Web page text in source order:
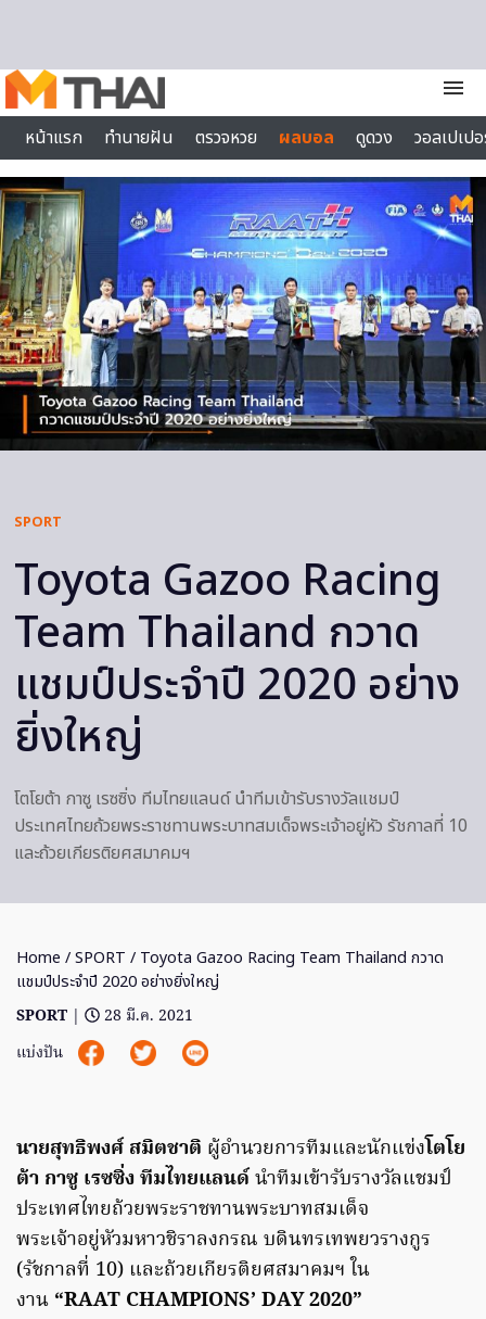
menu
หน้าแรก
ทำนายฝัน ตรวจหวย ผลบอล ดูดวง
วอลเปเป
ไลฟ์สไตล์
SPORT
Toyota Gazoo Racing
Team Thailand กวาด
แชมป์ประจำปี 2020 อย่าง
ยิ่งใหญ่
โตโยต้า กาซู เรซซิ่ง ทีมไทยแลนด์ นำทีมเข้ารับรางวัลแชมป์
ประเทศไทยถ้วยพระราชทานพระบาทสมเด็จพระเจ้าอยู่หัว รัชกาลที่ 10
และถ้วยเกียรติยศสมาคมฯ
Home /SPORT / Toyota Gazoo Racing Team Thailand กวาด
แชมป์ประจำปี 2020 อย่างยิ่งใหญ่
SPORT |
28 มี.ค. 2021
แบ่งปัน
นายสุทธิพงศ์ สมิตชาติ ผู้อำนวยการทีมและนักแข่งโตโย
ต้า กาซู เรซซิ่ง ทีมไทยแลนด์นำทีมเข้ารับรางวัลแชมป์
ประเทศไทยถ้วยพระราชทานพระบาทสมเด็จ
พระเจ้าอยู่หัวมหาวชิราลงกรณ บดินทรเทพยวรางกูร
(รัชกาลที่ 10) และถ้วยเกียรติยศสมาคมฯ ใน
งาน “RAAT CHAMPIONS’ DAY 2020”